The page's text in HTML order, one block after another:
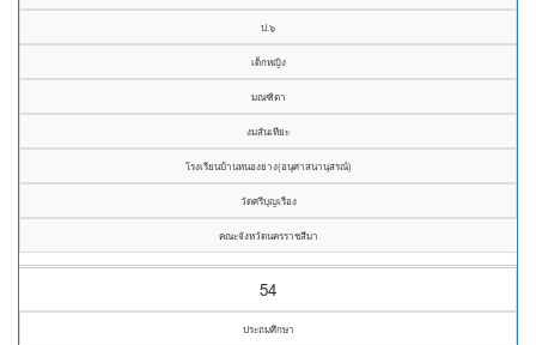
ป.๖
เด็กหญิง
มณฑิตา
งมสันเทียะ
โรงเรียนบ้านหนองยาง(อนุศาสนานุสรณ์)
วัดศรีบุญเรือง
คณะจังหวัดนครราชสีมา
54
ประถมศึกษา